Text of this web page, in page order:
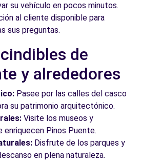
su vehículo en pocos minutos.
al cliente disponible para
sus preguntas.
de
y alrededores
Pasee por las calles del casco
su patrimonio arquitectónico.
Visite los museos y
enriquecen Pinos Puente.
Disfrute de los parques y
en plena naturaleza.